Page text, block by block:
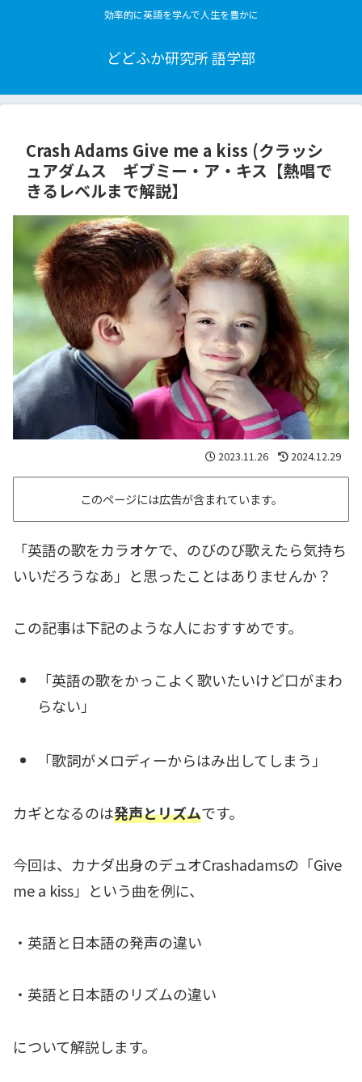
効率的に英語を学んで人生を豊かに
どどふか研究所 語学部
Crash Adams Give me a kiss (クラッシ
ュアダムス ギブミー・ア・キス【熱唱で
きるレベルまで解説】
2023.11.26 2024.12.29
このページには広告が含まれています。
「英語の歌をカラオケで、のびのび歌えたら気持ち
いいだろうなあ」と思ったことはありませんか？
この記事は下記のような人におすすめです。
「英語の歌をかっこよく歌いたいけど口がまわ
らない」
「歌詞がメロディーからはみ出してしまう」
カギとなるのは発声とリズムです。
今回は、カナダ出身のデュオCrashadamsの「Give
me a kiss」という曲を例に、
・英語と日本語の発声の違い
・英語と日本語のリズムの違い
について解説します。